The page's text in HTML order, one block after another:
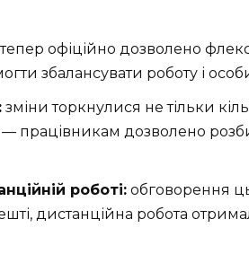
тепер офіційно дозволено
збалансувати роботу і
зміни торкнулися не тільки
працівникам дозволено
роботі: обговорення
дистанційна робота